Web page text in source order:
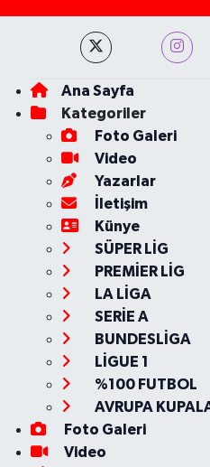
Ana Sayfa
Kategoriler
Foto Galeri
Video
Yazarlar
İletişim
Künye
SÜPER LİG
PREMİER LİG
LA LİGA
SERİE A
BUNDESLİGA
LİGUE 1
%100 FUTBOL
AVRUPA
Foto Galeri
Video